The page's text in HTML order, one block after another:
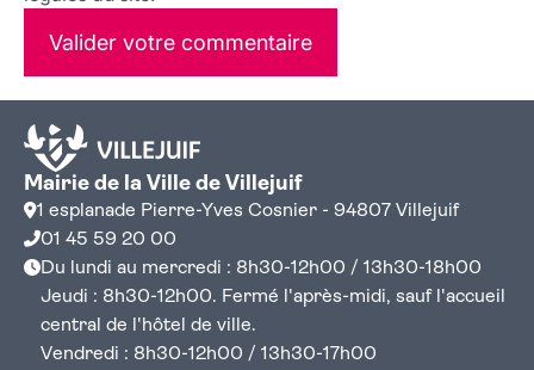
Valider votre commentaire
Mairie de la Ville de Villejuif
1 esplanade Pierre-Yves Cosnier - 94807 Villejuif
01 45 59 20 00
Du lundi au mercredi : 8h30-12h00 / 13h30-18h00
Jeudi : 8h30-12h00. Fermé l'après-midi, sauf l'accueil
central de l'hôtel de ville.
Vendredi : 8h30-12h00 / 13h30-17h00